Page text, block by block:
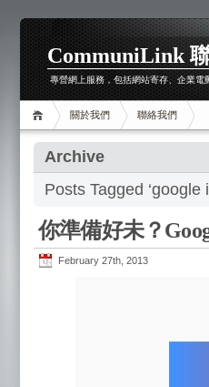
CommuniLink
專營網上服務，包括網站寄存、企業電
關於我們 聯絡我們
Archive
Posts Tagged ‘google
你準備好未？
February 27th, 2013